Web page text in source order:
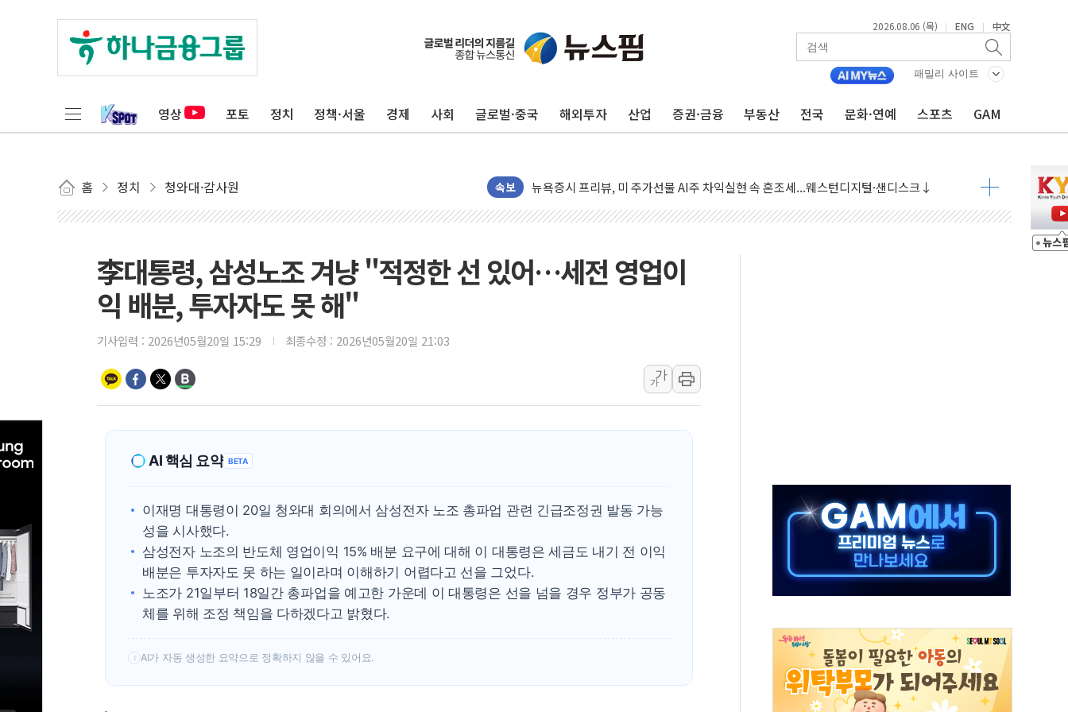
2026.08.06 (목) | ENG | 中文
패밀리 사이트
영상 포토 정치 정책·서울 경제 사회 글로벌·중국 해외투자 산업 증권·금융 부동산 전국 문화·연예 스포츠 GAM
홈 정치 청와대·감사원 속보
구광모, 내주 실리콘밸리서 젠슨 황 재회…로봇·AI 데이터센터·모빌리티 구체화
뉴욕증시 개장 전 특징주...모더나·아이온큐·도어대시↑ VS 샌디스크·피그마·앱러빈↓
뉴욕증시 프리뷰, 미 주가선물 AI주 차익실현 속 혼조세...웨스턴디지털·샌디스크↓
청와대, 북한 단거리 탄도미사일 발사에 긴급 안보 점검회의
[인도증시] 중동 긴장 완화에 실적 호조까지, 상승...호실적 보고 기업 상승세 뚜렷
러, 1인칭시점 드론으로 우크라 민간인 '사파리' 공격… 시민들 공포감 극대화 전략
김정관 산업부 장관 "주 52시간 손봐야, 경쟁상대 中과 비교해야"
해군 1함대 창설 80주년…지역과 함께하는 '선봉'의 대민 봉사
주한미군 "오산기지 누출, 백린 아닌 무해한 표면 부식 물질"
구미 폐염산처리업체서 불 2시간30여분만에 진화...외국인 노동자 숨져
해군과 함께하는 '불금전파, 송정' 시즌2
강원도 폭염특보 11일째…온열질환·가축 피해 최소화 '총력 대응'
李대통령, 삼성노조 겨냥 "적정한 선 있어…세전 영업이
익 배분, 투자자도 못 해"
기사입력 : 2026년05월20일 15:29 최종수정 : 2026년05월20일 21:03
가
가
AI 핵심 요약 BETA
이재명 대통령이 20일 청와대 회의에서 삼성전자 노조 총파업 관련 긴급조정권 발동 가능
성을 시사했다.
삼성전자 노조의 반도체 영업이익 15% 배분 요구에 대해 이 대통령은 세금도 내기 전 이익
배분은 투자자도 못 하는 일이라며 이해하기 어렵다고 선을 그었다.
노조가 21일부터 18일간 총파업을 예고한 가운데 이 대통령은 선을 넘을 경우 정부가 공동
체를 위해 조정 책임을 다하겠다고 밝혔다.
! AI가 자동 생성한 요약으로 정확하지 않을 수 있어요.